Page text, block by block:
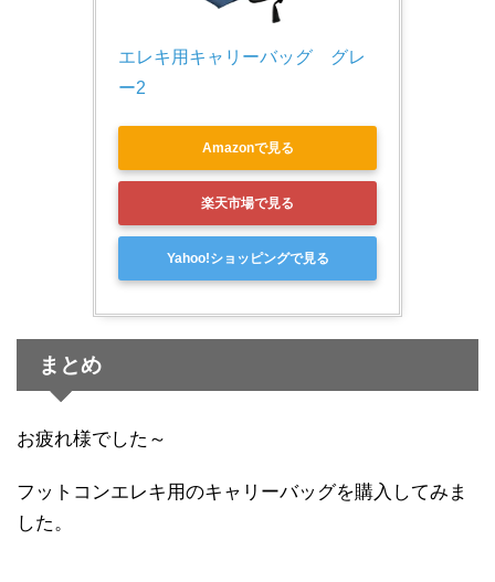
エレキ用キャリーバッグ　グレ
ー2
Amazonで見る
楽天市場で見る
Yahoo!ショッピングで見る
まとめ
お疲れ様でした～
フットコンエレキ用のキャリーバッグを購入してみま
した。